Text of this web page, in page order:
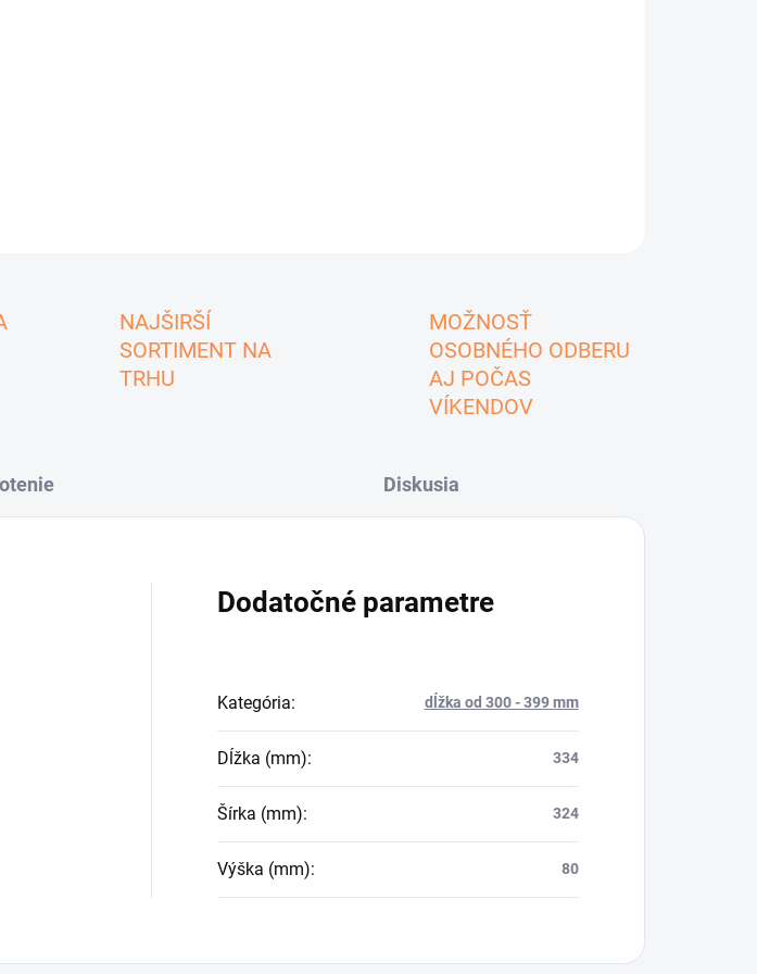
NAJŠIRŠÍ
SORTIMENT NA
TRHU
MOŽNOSŤ
OSOBNÉHO ODBERU
AJ POČAS
VÍKENDOV
Diskusia
Dodatočné parametre
Kategória: dĺžka od 300 - 399 mm
Dĺžka (mm): 334
Šírka (mm): 324
Výška (mm): 80